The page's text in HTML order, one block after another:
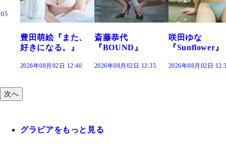
斎藤恭代
『BOUND』
2026年08月02日 12:35
咲田ゆな
『Sunflower』
2026年08月02日 12:30
藤水咲桜『花
だまり』
2026年08月02日
次へ
グラビアをもっと見る